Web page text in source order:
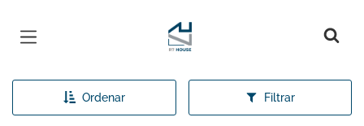
Página inicial
Ordenar Filtrar